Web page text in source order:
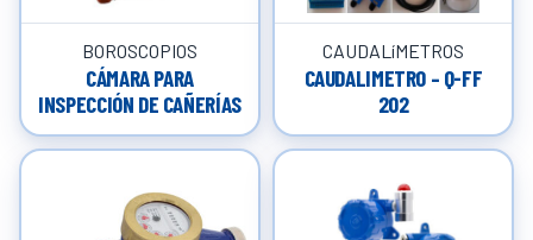
BOROSCOPIOS
CÁMARA PARA
INSPECCIÓN DE CAÑERÍAS
CAUDALíMETROS
CAUDALIMETRO – Q-FF
202